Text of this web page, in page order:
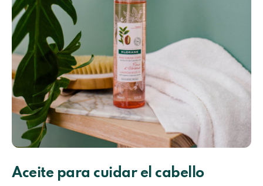
Aceite para cuidar el cabello